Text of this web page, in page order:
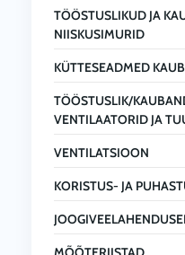
TÖÖSTUSLIKUD JA
NIISKUSIMURID
KÜTTESEADMED
TÖÖSTUSLIK/
VENTILAATORID JA
VENTILATSIOON
KORISTUS- JA